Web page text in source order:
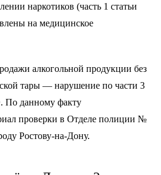
наркотиков (часть 1 статьи
на медицинское
алкогольной продукции без
тары — нарушение по части 3
По данному факту
проверки в Отделе полиции №
Ростову-на-Дону.